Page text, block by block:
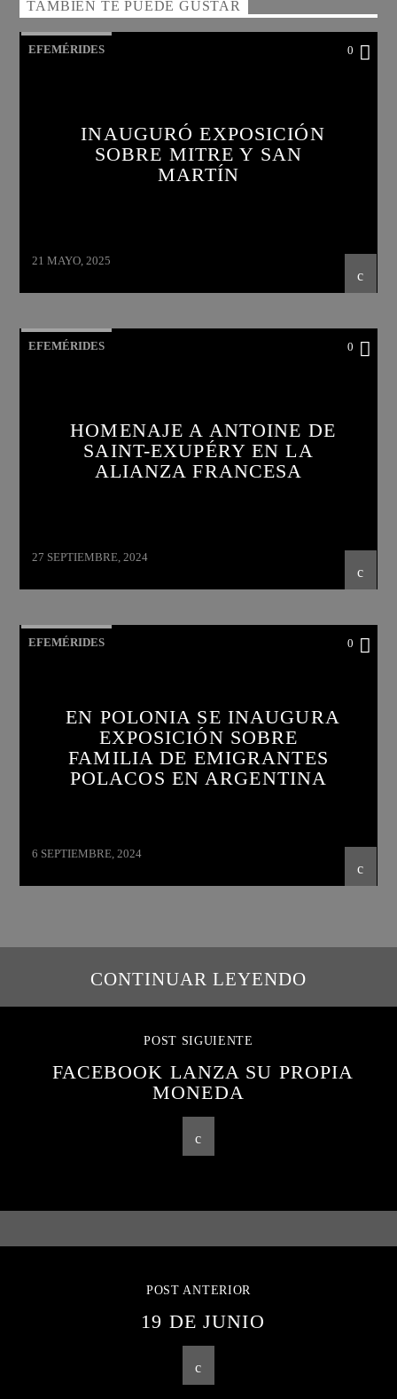
TAMBIÉN TE PUEDE GUSTAR
EFEMÉRIDES 0
INAUGURÓ EXPOSICIÓN
SOBRE MITRE Y SAN
MARTÍN
21 MAYO, 2025
EFEMÉRIDES 0
HOMENAJE A ANTOINE DE
SAINT-EXUPÉRY EN LA
ALIANZA FRANCESA
27 SEPTIEMBRE, 2024
EFEMÉRIDES 0
EN POLONIA SE INAUGURA
EXPOSICIÓN SOBRE
FAMILIA DE EMIGRANTES
POLACOS EN ARGENTINA
6 SEPTIEMBRE, 2024
CONTINUAR LEYENDO
POST SIGUIENTE
FACEBOOK LANZA SU PROPIA
MONEDA
POST ANTERIOR
19 DE JUNIO